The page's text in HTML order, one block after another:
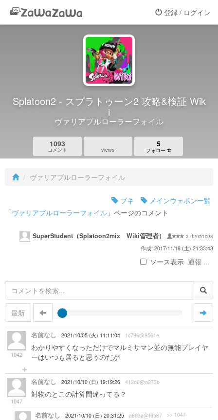
登録 / ログイン
Splatoon2 - スプラトゥーン2 攻略&検証 Wik
i
ヴァリアブルローラーフォイル
1093
コメント views
5
フォロー
ヴァリアブルローラーフォイル
ブキ
メインウェポン一覧
「ヴァリアブルローラーフォイル 」ページのコメント
SuperStudent（Splatoon2mix Wiki管理者）
37f20a1c93
作成: 2017/11/18 (土) 21:33:43
ソース表示 通報 ...
最新
1042
名前なし 2021/10/05 (火) 11:11:04 1c796@9561e
わかりやすくなっただけでマルミサマン並の無能プレイヤ
ーはいつも居ると思うのだが
1047
名前なし 2021/10/10 (日) 19:19:26 412d6@a273b
対物のとこの計算間違ってる？
名前なし 2021/10/10 (日) 20:31:25 a603a@f6567 >> 1047